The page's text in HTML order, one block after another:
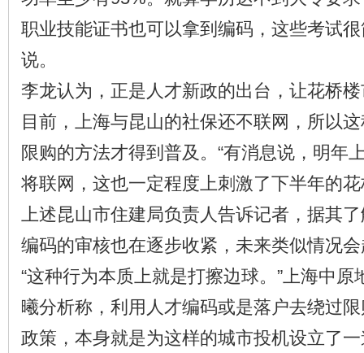
职业技能证书也可以拿到编码，这些考试
说。
李龙认为，正是人才新政的出台，让花桥
目前，上海与昆山的社保还不联网，所以
限购的方法才得到普及。“有消息说，明年
将联网，这也一定程度上刺激了下半年的花
上述昆山市住建局负责人告诉记者，据其
编码的审核也在逐步收紧，未来类似情况
“这种行为本质上就是打擦边球。”上海中
曦分析称，利用人才编码或是落户去绕过
政策，本身就是为这样的城市投机设立了